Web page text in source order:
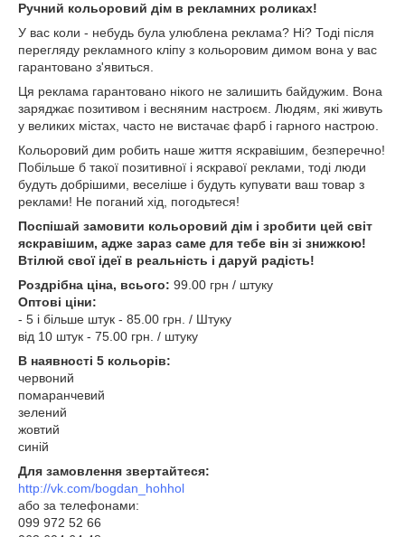
Ручний кольоровий дім в рекламних роликах!
У вас коли - небудь була улюблена реклама? Ні? Тоді після
перегляду рекламного кліпу з кольоровим димом вона у вас
гарантовано з'явиться.
Ця реклама гарантовано нікого не залишить байдужим. Вона
заряджає позитивом і весняним настроєм. Людям, які живуть
у великих містах, часто не вистачає фарб і гарного настрою.
Кольоровий дим робить наше життя яскравішим, безперечно!
Побільше б такої позитивної і яскравої реклами, тоді люди
будуть добрішими, веселіше і будуть купувати ваш товар з
реклами! Не поганий хід, погодьтеся!
Поспішай замовити кольоровий дім і зробити цей світ
яскравішим, адже зараз саме для тебе він зі знижкою!
Втілюй свої ідеї в реальність і даруй радість!
Роздрібна ціна, всього: 99.00 грн / штуку
Оптові ціни:
- 5 і більше штук - 85.00 грн. / Штуку
від 10 штук - 75.00 грн. / штуку
В наявності 5 кольорів:
червоний
помаранчевий
зелений
жовтий
синій
Для замовлення звертайтеся:
http://vk.com/bogdan_hohhol
або за телефонами:
099 972 52 66